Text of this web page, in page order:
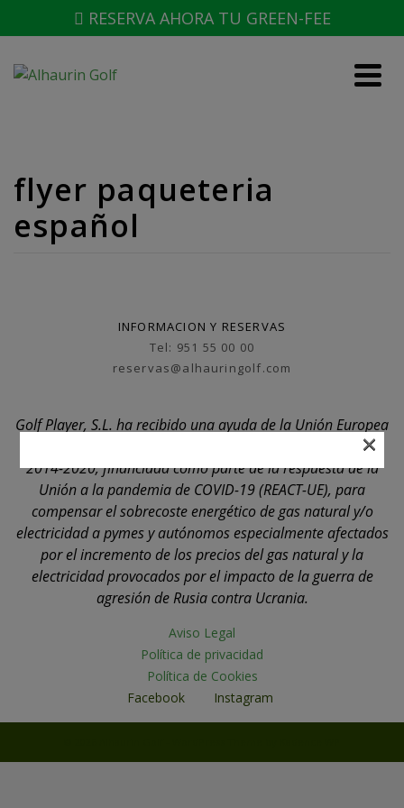
RESERVA AHORA TU GREEN-FEE
flyer paqueteria
español
INFORMACION Y RESERVAS
Tel: 951 55 00 00
reservas@alhauringolf.com
Golf Player, S.L. ha recibido una ayuda de la Unión Europea
con cargo al Programa Operativo FEDER de Andalucía
2014-2020, financiada como parte de la respuesta de la
Unión a la pandemia de COVID-19 (REACT-UE), para
compensar el sobrecoste energético de gas natural y/o
electricidad a pymes y autónomos especialmente afectados
por el incremento de los precios del gas natural y la
electricidad provocados por el impacto de la guerra de
agresión de Rusia contra Ucrania.
Aviso Legal
Política de privacidad
Política de Cookies
Facebook
Instagram
×